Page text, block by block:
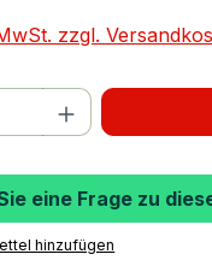
zzgl.
Gib
eine Frage zu
hinzufügen